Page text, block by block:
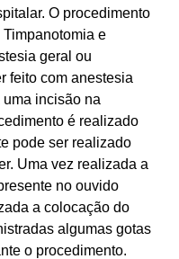
O procedimento
e
geral ou
feito com anestesia
uma incisão na
é realizado
pode ser realizado
Uma vez realizada a
no ouvido
a colocação do
algumas gotas
o procedimento.